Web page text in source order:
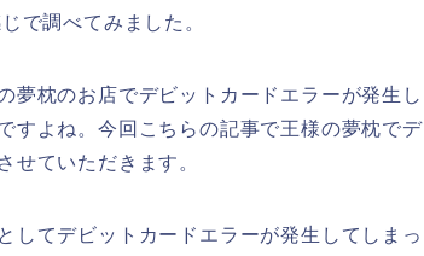
で調べてみました。
夢枕のお店でデビットカードエラーが発生し
すよね。今回こちらの記事で王様の夢枕でデ
せていただきます。
してデビットカードエラーが発生してしまっ